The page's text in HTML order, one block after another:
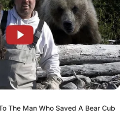
The Man Who Saved A Bear Cub